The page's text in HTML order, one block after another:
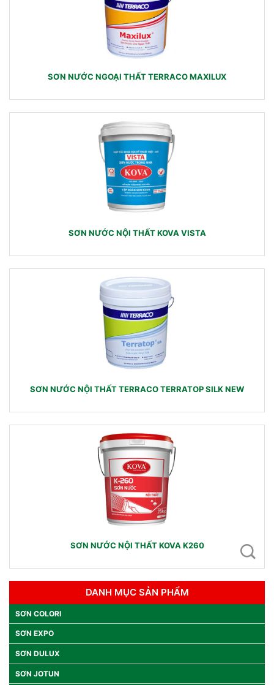
SƠN NƯỚC NGOẠI THẤT TERRACO MAXILUX
SƠN NƯỚC NỘI THẤT KOVA VISTA
SƠN NƯỚC NỘI THẤT TERRACO TERRATOP SILK NEW
SƠN NƯỚC NỘI THẤT KOVA K260
DANH MỤC SẢN PHẨM
SƠN COLORI
SƠN EXPO
SƠN DULUX
SƠN JOTUN